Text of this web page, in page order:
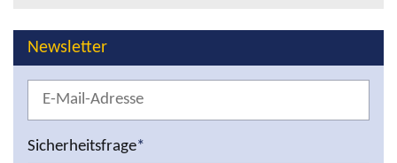
Newsletter
Sicherheitsfrage*